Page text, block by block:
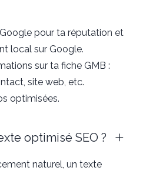
pour ta réputation et
local sur Google.
sur ta fiche GMB :
site web, etc.
optimisées.
optimisé SEO ?
naturel, un texte